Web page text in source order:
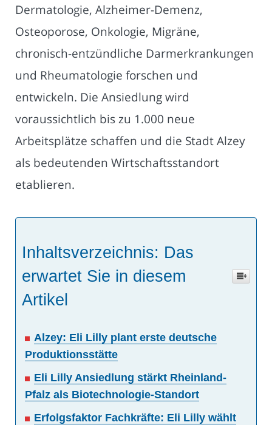
Dermatologie, Alzheimer-Demenz,
Osteoporose, Onkologie, Migräne,
chronisch-entzündliche Darmerkrankungen
und Rheumatologie forschen und
entwickeln. Die Ansiedlung wird
voraussichtlich bis zu 1.000 neue
Arbeitsplätze schaffen und die Stadt Alzey
als bedeutenden Wirtschaftsstandort
etablieren.
Inhaltsverzeichnis: Das
erwartet Sie in diesem
Artikel
Alzey: Eli Lilly plant erste deutsche
Produktionsstätte
Eli Lilly Ansiedlung stärkt Rheinland-
Pfalz als Biotechnologie-Standort
Erfolgsfaktor Fachkräfte: Eli Lilly wählt